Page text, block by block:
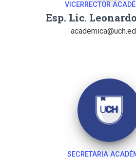
VICERRECTOR
Esp. Lic.
SECRETARIA